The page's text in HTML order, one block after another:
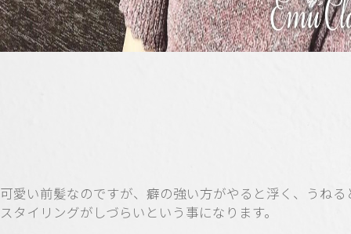
可愛い前髪なのですが、癖の強い方がやると浮く、うねる
スタイリングがしづらいという事になります。